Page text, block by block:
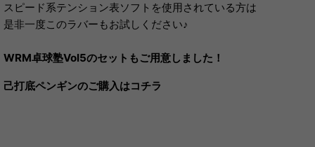
スピード系テンション表ソフトを使用されている方は
是非一度このラバーもお試しください♪
WRM卓球塾Vol5のセットもご用意しました！
己打底ペンギンのご購入はコチラ